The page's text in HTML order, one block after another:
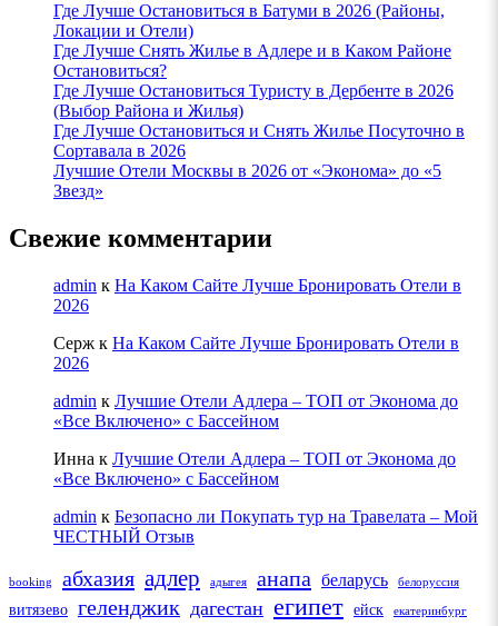
Где Лучше Остановиться в Батуми в 2026 (Районы,
Локации и Отели)
Где Лучше Снять Жилье в Адлере и в Каком Районе
Остановиться?
Где Лучше Остановиться Туристу в Дербенте в 2026
(Выбор Района и Жилья)
Где Лучше Остановиться и Снять Жилье Посуточно в
Сортавала в 2026
Лучшие Отели Москвы в 2026 от «Эконома» до «5
Звезд»
Свежие комментарии
admin к На Каком Сайте Лучше Бронировать Отели в
2026
Серж к На Каком Сайте Лучше Бронировать Отели в
2026
admin к Лучшие Отели Адлера – ТОП от Эконома до
«Все Включено» с Бассейном
Инна к Лучшие Отели Адлера – ТОП от Эконома до
«Все Включено» с Бассейном
admin к Безопасно ли Покупать тур на Травелата – Мой
ЧЕСТНЫЙ Отзыв
booking абхазия адлер адыгея анапа беларусь белоруссия
витязево геленджик дагестан египет ейск екатеринбург